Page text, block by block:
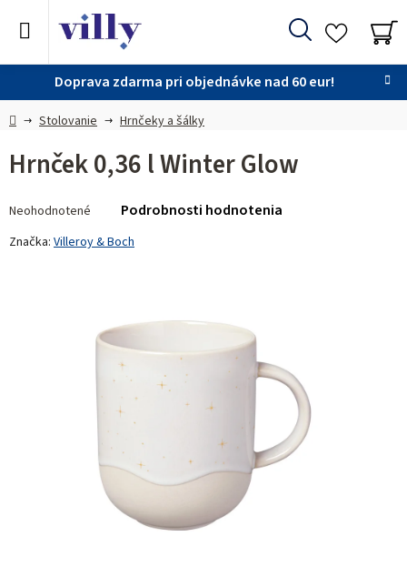
Doprava zdarma pri objednávke nad 60 eur!
Hľadať
DomovStolovanie Hrnčeky a šálky
Hrnček 0,36 l Winter Glow
hodnotenie
produktu
Neohodnotené Podrobnosti hodnotenia
Značka: Villeroy & Boch